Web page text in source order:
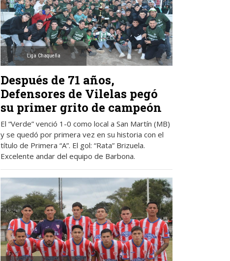
Liga Chaqueña
Después de 71 años,
Defensores de Vilelas pegó
su primer grito de campeón
El “Verde” venció 1-0 como local a San Martín (MB)
y se quedó por primera vez en su historia con el
título de Primera “A”. El gol: “Rata” Brizuela.
Excelente andar del equipo de Barbona.